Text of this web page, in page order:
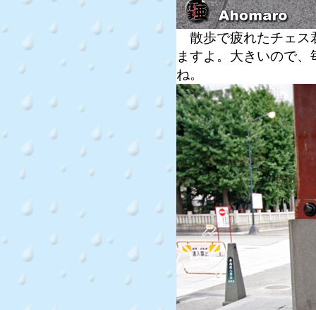
散歩で疲れたチェス
ますよ。大きいので
ね。